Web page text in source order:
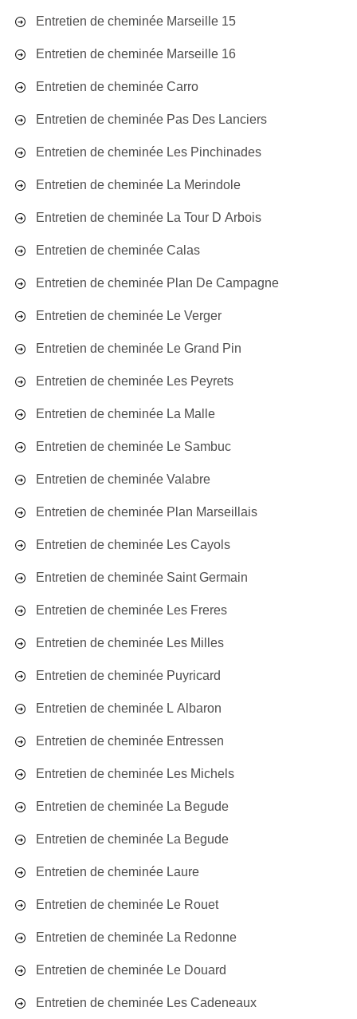
Entretien de cheminée Marseille 15
Entretien de cheminée Marseille 16
Entretien de cheminée Carro
Entretien de cheminée Pas Des Lanciers
Entretien de cheminée Les Pinchinades
Entretien de cheminée La Merindole
Entretien de cheminée La Tour D Arbois
Entretien de cheminée Calas
Entretien de cheminée Plan De Campagne
Entretien de cheminée Le Verger
Entretien de cheminée Le Grand Pin
Entretien de cheminée Les Peyrets
Entretien de cheminée La Malle
Entretien de cheminée Le Sambuc
Entretien de cheminée Valabre
Entretien de cheminée Plan Marseillais
Entretien de cheminée Les Cayols
Entretien de cheminée Saint Germain
Entretien de cheminée Les Freres
Entretien de cheminée Les Milles
Entretien de cheminée Puyricard
Entretien de cheminée L Albaron
Entretien de cheminée Entressen
Entretien de cheminée Les Michels
Entretien de cheminée La Begude
Entretien de cheminée La Begude
Entretien de cheminée Laure
Entretien de cheminée Le Rouet
Entretien de cheminée La Redonne
Entretien de cheminée Le Douard
Entretien de cheminée Les Cadeneaux